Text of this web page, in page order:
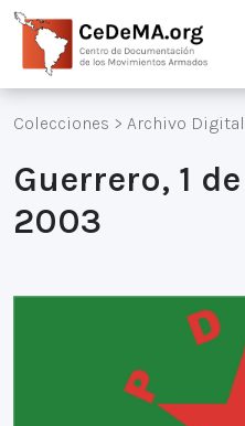
Colecciones > Archivo Digital
Guerrero, 1
2003